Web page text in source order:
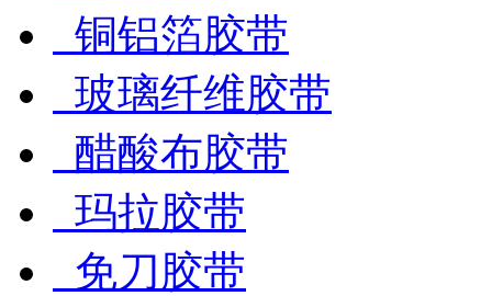
铜铝箔胶带
玻璃纤维胶带
醋酸布胶带
玛拉胶带
免刀胶带